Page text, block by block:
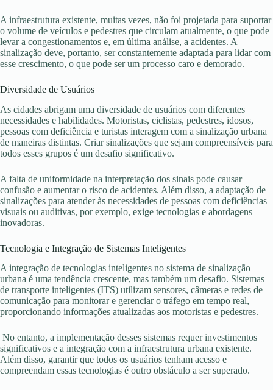
A infraestrutura existente, muitas vezes, não foi projetada para suportar
o volume de veículos e pedestres que circulam atualmente, o que pode
levar a congestionamentos e, em última análise, a acidentes. A
sinalização deve, portanto, ser constantemente adaptada para lidar com
esse crescimento, o que pode ser um processo caro e demorado.
Diversidade de Usuários
As cidades abrigam uma diversidade de usuários com diferentes
necessidades e habilidades. Motoristas, ciclistas, pedestres, idosos,
pessoas com deficiência e turistas interagem com a sinalização urbana
de maneiras distintas. Criar sinalizações que sejam compreensíveis para
todos esses grupos é um desafio significativo.
A falta de uniformidade na interpretação dos sinais pode causar
confusão e aumentar o risco de acidentes. Além disso, a adaptação de
sinalizações para atender às necessidades de pessoas com deficiências
visuais ou auditivas, por exemplo, exige tecnologias e abordagens
inovadoras.
Tecnologia e Integração de Sistemas Inteligentes
A integração de tecnologias inteligentes no sistema de sinalização
urbana é uma tendência crescente, mas também um desafio. Sistemas
de transporte inteligentes (ITS) utilizam sensores, câmeras e redes de
comunicação para monitorar e gerenciar o tráfego em tempo real,
proporcionando informações atualizadas aos motoristas e pedestres.
No entanto, a implementação desses sistemas requer investimentos
significativos e a integração com a infraestrutura urbana existente.
Além disso, garantir que todos os usuários tenham acesso e
compreendam essas tecnologias é outro obstáculo a ser superado.